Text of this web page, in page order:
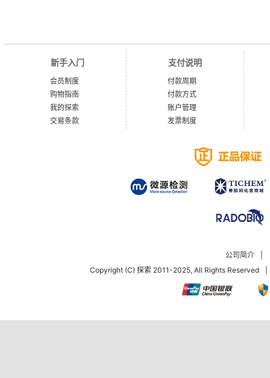
新手入门
会员制度
购物指南
我的探索
交易条款
支付说明
付款周期
付款方式
账户管理
发票制度
公司简介
Copyright (C) 探索 2011-2025, All Rights Reserved